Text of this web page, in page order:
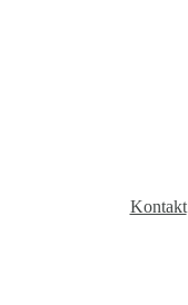
Kontakt